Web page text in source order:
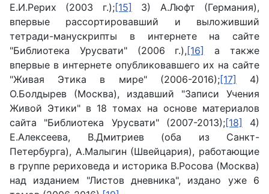
Е.И.Рерих (2003 г.);[15] 3) А.Люфт (Германия),
впервые рассортировавший и выложивший
тетради-манускрипты в интернете на сайте
"Библиотека Урусвати" (2006 г.),[16]
а также
впервые в интернете опубликовавшего их на сайте
"Живая Этика в мире" (2006-2016);[17] 4)
О.Болдырев (Москва), издавший "Записи Учения
Живой Этики" в 18 томах на основе материалов
сайта "Библиотека Урусвати" (2007-2013);[18] 4)
Е.Алексеева, В.Дмитриев (оба из Санкт-
Петербурга), А.Малыгин (Швейцария), работающие
в группе рериховеда и историка В.Росова (Москва)
над изданием "Листов дневника", издано уже 6